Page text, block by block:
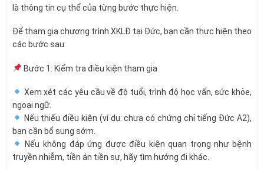
là thông tin cụ thể của từng bước thực hiện.
Để tham gia chương trình XKLĐ tại Đức, bạn cần thực hiện theo
các bước sau:
Bước 1: Kiểm tra điều kiện tham gia
Xem xét các yêu cầu về độ tuổi, trình độ học vấn, sức khỏe,
ngoại ngữ.
Nếu thiếu điều kiện (ví dụ: chưa có chứng chỉ tiếng Đức A2),
bạn cần bổ sung sớm.
Nếu không đáp ứng được điều kiện quan trọng như bệnh
truyền nhiễm, tiền án tiền sự, hãy tìm hướng đi khác.